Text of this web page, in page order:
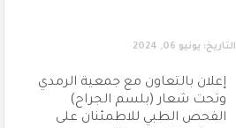
التاريخ: يونيو 06, 2024
إعلان بالتعاون مع جمعية الرمدي
وتحت شعار (بلسم الجراح)
الفحص الطبي للاطمئنان على